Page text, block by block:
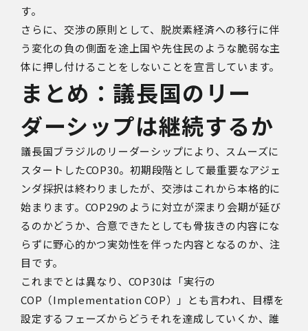
す。
さらに、交渉の原則として、脱炭素経済への移行に伴
う変化の負の側面を途上国や先住民のような脆弱な主
体に押し付けることをしないことを宣言しています。
まとめ：議長国のリー
ダーシップは継続するか
議長国ブラジルのリーダーシップにより、スムーズに
スタートしたCOP30。初期段階として最重要なアジェ
ンダ採択は終わりましたが、交渉はこれから本格的に
始まります。COP29のように対立が深まり会期が延び
るのかどうか、合意できたとしても骨抜きの内容にな
らずに野心的かつ実効性を伴った内容となるのか、注
目です。
これまでとは異なり、COP30は「実行の
COP（Implementation COP）」とも言われ、目標を
設定するフェーズからどうそれを達成していくか、誰